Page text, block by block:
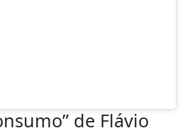
de Flávio